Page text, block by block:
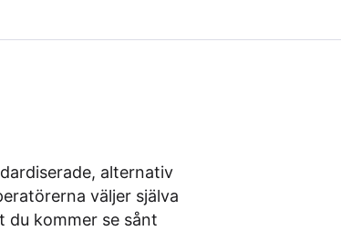
alternativ
väljer själva
du kommer se sånt